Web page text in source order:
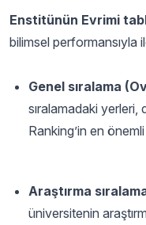
Enstitünün Evrimi
bilimsel performansıyla
Genel sıralama
sıralamadaki yerleri,
Ranking’in en
Araştırma
üniversitenin